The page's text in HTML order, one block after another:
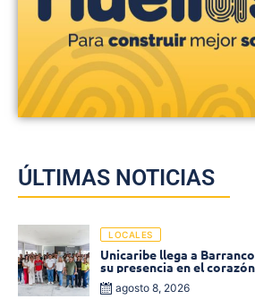
ÚLTIMAS NOTICIAS
LOCALES
Unicaribe llega a
su presencia en el
Bolívar
agosto 8, 2026